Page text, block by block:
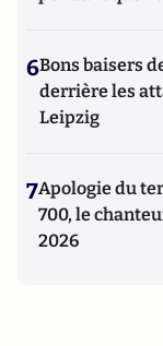
6Bons baisers
derrière les
Leipzig
7Apologie du
700, le
2026